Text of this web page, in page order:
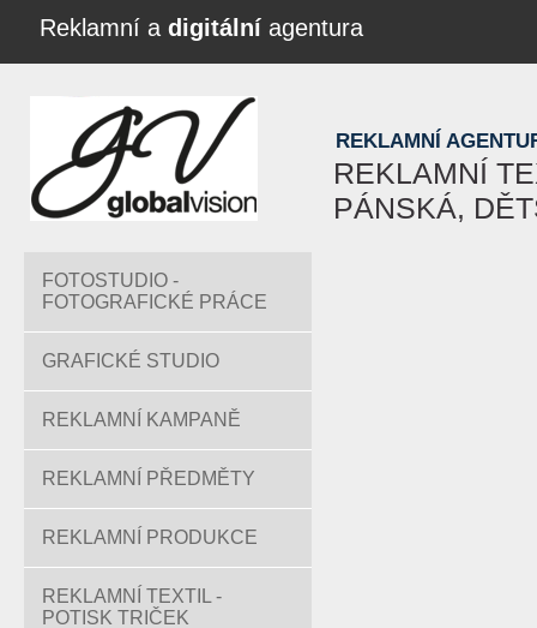
Reklamní a digitální agentura
FOTOSTUDIO -
FOTOGRAFICKÉ PRÁCE
GRAFICKÉ STUDIO
REKLAMNÍ KAMPANĚ
REKLAMNÍ PŘEDMĚTY
REKLAMNÍ PRODUKCE
REKLAMNÍ TEXTIL -
POTISK TRIČEK
REKLAMNÍ
REKLAMNÍ
PÁNSKÁ,